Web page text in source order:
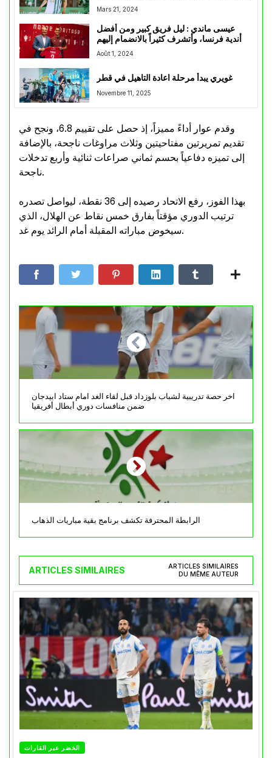
Mars 21, 2024
عيسى ماندي : ليل فريق كبير ومن أفضل
أندية فرنسا، وأتشرف كثيراً بالانضمام إليهم
Août 1, 2024
غويري يبدأ مرحلة اعادة التاهيل في قطر
Novembre 11, 2025
وقدم عوار أداءً مميزاً، إذ حصل على تقييم 6.8، ونجح في
تقديم تمريرتين مفتاحيتين وثلاث مراوغات ناجحة، بالإضافة
إلى تميزه دفاعياً بحسم ثماني صراعات ثنائية وأربع تدخلات
ناجحة.
بهذا الفوز، رفع الاتحاد رصيده إلى 36 نقطة، ليواصل تصدره
ترتيب الدوري مؤقتاً بفارق خمس نقاط عن الهلال، الذي
سيخوض مباراته المقبلة أمام الرائد يوم غد.
اخر حصة تدريبية لشباب بلوزداد قبل لقاء الغد امام ستاد ابيدجان
ضمن منافسات دوري أبطال أفريقيا
الرابطة المحترفة تكشف برنامج بقية مباريات الذهاب
ARTICLES SIMILAIRES
ARTICLES SIMILAIRES
DU MÊME AUTEUR
الخضر عبر القارات